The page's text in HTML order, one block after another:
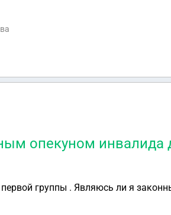
брать заявление
опекуном инвалида
группы . Являюсь ли я